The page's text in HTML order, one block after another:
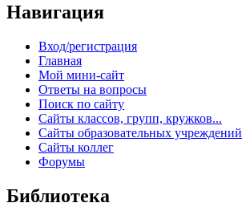
Навигация
Вход/регистрация
Главная
Мой мини-сайт
Ответы на вопросы
Поиск по сайту
Сайты классов, групп, кружков...
Сайты образовательных учреждений
Сайты коллег
Форумы
Библиотека